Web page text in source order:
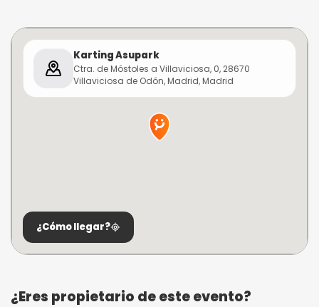
Karting Asupark
Ctra. de Móstoles a Villaviciosa, 0, 28670
Villaviciosa de Odón, Madrid, Madrid
¿Cómo llegar?
¿Eres propietario de este evento?